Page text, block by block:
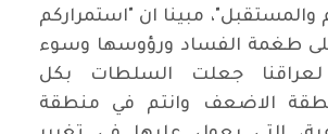
والمستقبل"، مبينا ان "استمراركم
طغمة الفساد ورؤوسها وسوء
لعراقنا جعلت السلطات بكل
الاضعف وانتم في منطقة